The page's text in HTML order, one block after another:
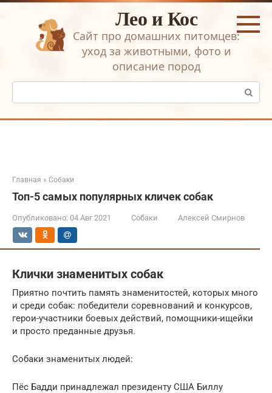
Перейти
Лео и Кос
Сайт про домашних питомцев:
уход за животными, фото и
описание пород
Поиск:
Главная » Собаки
Топ-5 самых популярных кличек собак
Опубликовано: 04 Авг 2021 Собаки Алексей Смирнов
Клички знаменитых собак
Приятно почтить память знаменитостей, которых много
и среди собак: победители соревнований и конкурсов,
герои-участники боевых действий, помощники-ищейки
и просто преданные друзья.
Собаки знаменитых людей:
Пёс Бадди принадлежал президенту США Биллу